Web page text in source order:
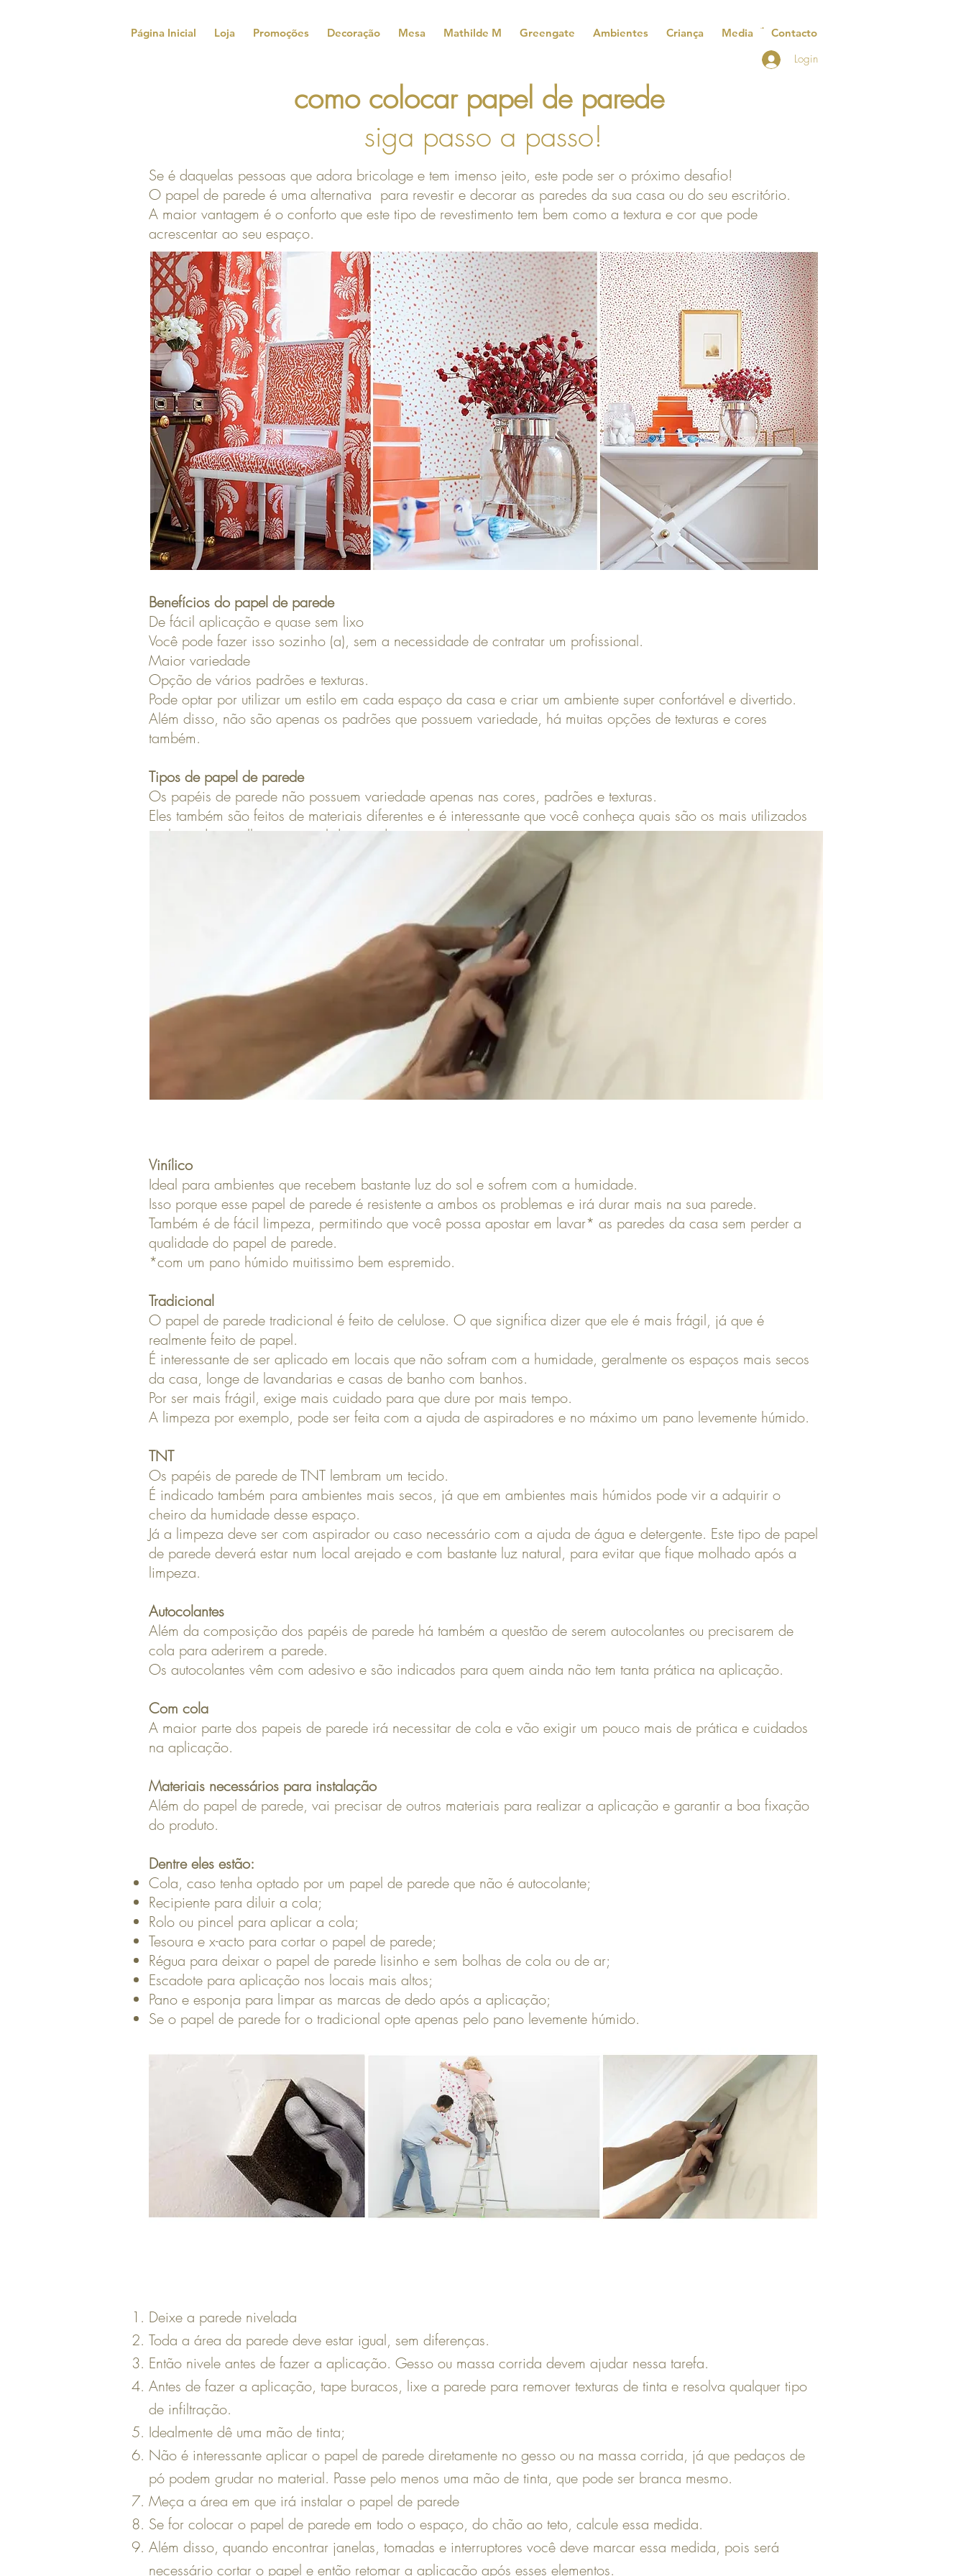
Página Inicial Loja Promoções Decoração Mesa Mathilde M Greengate Ambientes Criança Media Contacto
Login
como colocar papel de parede
siga passo a passo!
Se é daquelas pessoas que adora bricolage e tem imenso jeito, este pode ser o próximo desafio!
O papel de parede é uma alternativa para revestir e decorar as paredes da sua casa ou do seu escritório.
A maior vantagem é o conforto que este tipo de revestimento tem bem como a textura e cor que pode
acrescentar ao seu espaço.
Benefícios do papel de parede
De fácil aplicação e quase sem lixo
Você pode fazer isso sozinho (a), sem a necessidade de contratar um profissional.
Maior variedade
Opção de vários padrões e texturas.
Pode optar por utilizar um estilo em cada espaço da casa e criar um ambiente super confortável e divertido.
Além disso, não são apenas os padrões que possuem variedade, há muitas opções de texturas e cores
também.
Tipos de papel de parede
Os papéis de parede não possuem variedade apenas nas cores, padrões e texturas.
Eles também são feitos de materiais diferentes e é interessante que você conheça quais são os mais utilizados
na hora de escolher um papel de parede para o seu lar:
Vinílico
Ideal para ambientes que recebem bastante luz do sol e sofrem com a humidade.
Isso porque esse papel de parede é resistente a ambos os problemas e irá durar mais na sua parede.
Também é de fácil limpeza, permitindo que você possa apostar em lavar* as paredes da casa sem perder a
qualidade do papel de parede.
*com um pano húmido muitissimo bem espremido.
Tradicional
O papel de parede tradicional é feito de celulose. O que significa dizer que ele é mais frágil, já que é
realmente feito de papel.
É interessante de ser aplicado em locais que não sofram com a humidade, geralmente os espaços mais secos
da casa, longe de lavandarias e casas de banho com banhos.
Por ser mais frágil, exige mais cuidado para que dure por mais tempo.
A limpeza por exemplo, pode ser feita com a ajuda de aspiradores e no máximo um pano levemente húmido.
TNT
Os papéis de parede de TNT lembram um tecido.
É indicado também para ambientes mais secos, já que em ambientes mais húmidos pode vir a adquirir o
cheiro da humidade desse espaço.
Já a limpeza deve ser com aspirador ou caso necessário com a ajuda de água e detergente. Este tipo de papel
de parede deverá estar num local arejado e com bastante luz natural, para evitar que fique molhado após a
limpeza.
Autocolantes
Além da composição dos papéis de parede há também a questão de serem autocolantes ou precisarem de
cola para aderirem a parede.
Os autocolantes vêm com adesivo e são indicados para quem ainda não tem tanta prática na aplicação.
Com cola
A maior parte dos papeis de parede irá necessitar de cola e vão exigir um pouco mais de prática e cuidados
na aplicação.
Materiais necessários para instalação
Além do papel de parede, vai precisar de outros materiais para realizar a aplicação e garantir a boa fixação
do produto.
Dentre eles estão:
Cola, caso tenha optado por um papel de parede que não é autocolante;
Recipiente para diluir a cola;
Rolo ou pincel para aplicar a cola;
Tesoura e x-acto para cortar o papel de parede;
Régua para deixar o papel de parede lisinho e sem bolhas de cola ou de ar;
Escadote para aplicação nos locais mais altos;
Pano e esponja para limpar as marcas de dedo após a aplicação;
Se o papel de parede for o tradicional opte apenas pelo pano levemente húmido.
Passo a passo para aplicação do papel de parede
Com todos os materiais em mãos, chegou a hora de fazer a instalação do papel de parede.
Siga este passo a passo para ter uma visão geral da aplicação do papel de parede na sua casa:
Deixe a parede nivelada
Toda a área da parede deve estar igual, sem diferenças.
Então nivele antes de fazer a aplicação. Gesso ou massa corrida devem ajudar nessa tarefa.
Antes de fazer a aplicação, tape buracos, lixe a parede para remover texturas de tinta e resolva qualquer tipo
de infiltração.
Idealmente dê uma mão de tinta;
Não é interessante aplicar o papel de parede diretamente no gesso ou na massa corrida, já que pedaços de
pó podem grudar no material. Passe pelo menos uma mão de tinta, que pode ser branca mesmo.
Meça a área em que irá instalar o papel de parede
Se for colocar o papel de parede em todo o espaço, do chão ao teto, calcule essa medida.
Além disso, quando encontrar janelas, tomadas e interruptores você deve marcar essa medida, pois será
necessário cortar o papel e então retomar a aplicação após esses elementos.